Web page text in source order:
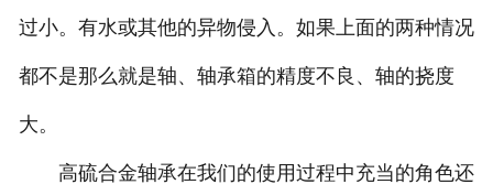
过小。有水或其他的异物侵入。如果上面的两种情况
都不是那么就是轴、轴承箱的精度不良、轴的挠度
大。
高硫合金轴承在我们的使用过程中充当的角色还